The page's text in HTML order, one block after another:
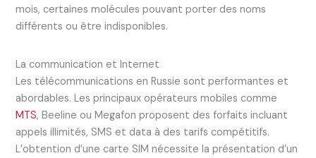
mois, certaines molécules pouvant porter des noms
différents ou être indisponibles.
La communication et Internet
Les télécommunications en Russie sont performantes et
abordables. Les principaux opérateurs mobiles comme
MTS, Beeline ou Megafon proposent des forfaits incluant
appels illimités, SMS et data à des tarifs compétitifs.
L’obtention d’une carte SIM nécessite la présentation d’un